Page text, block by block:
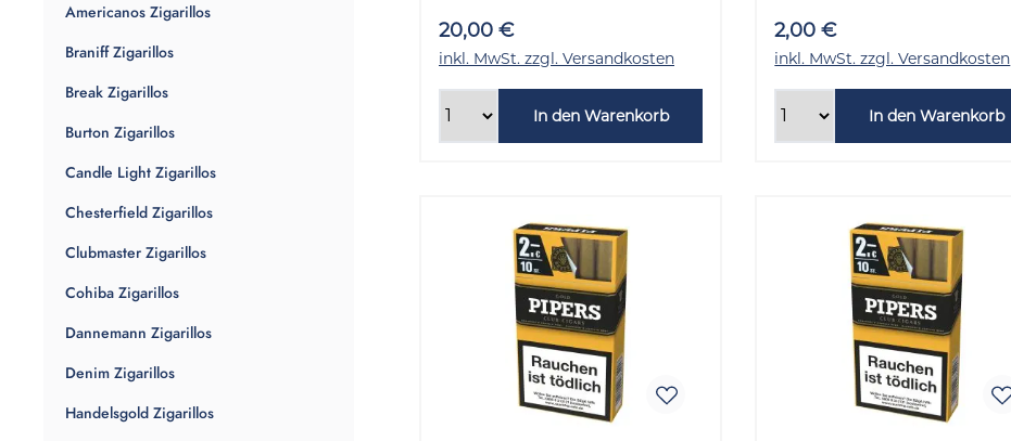
Americanos Zigarillos
Braniff Zigarillos
Break Zigarillos
Burton Zigarillos
Candle Light Zigarillos
Chesterfield Zigarillos
Clubmaster Zigarillos
Cohiba Zigarillos
Dannemann Zigarillos
Denim Zigarillos
Handelsgold Zigarillos
20,00 €
inkl. MwSt. zzgl. Versandkosten
In den Warenkorb
2,00 €
inkl. MwSt. zzgl. Versandkosten
In den Warenkorb